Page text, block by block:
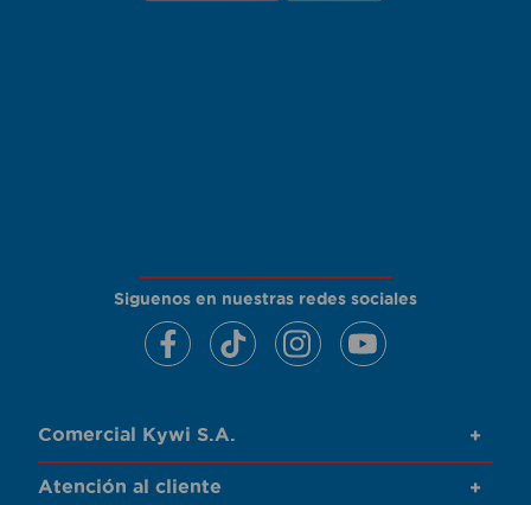
Siguenos en nuestras redes sociales
Comercial Kywi S.A. +
Atención al cliente +